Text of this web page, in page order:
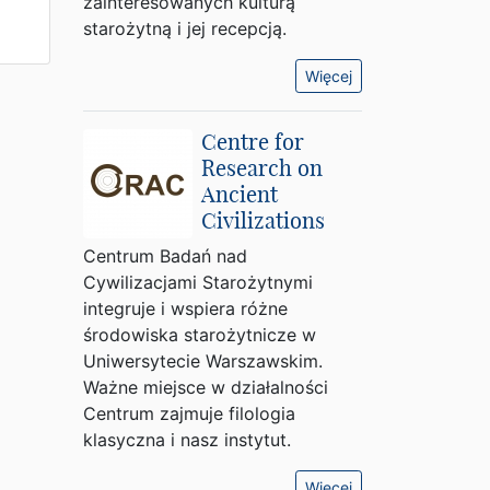
starożytną i jej recepcją.
Więcej
Centre for
Research on
Ancient
Civilizations
Centrum Badań nad
Cywilizacjami Starożytnymi
integruje i wspiera różne
środowiska starożytnicze w
Uniwersytecie Warszawskim.
Ważne miejsce w działalności
Centrum zajmuje filologia
klasyczna i nasz instytut.